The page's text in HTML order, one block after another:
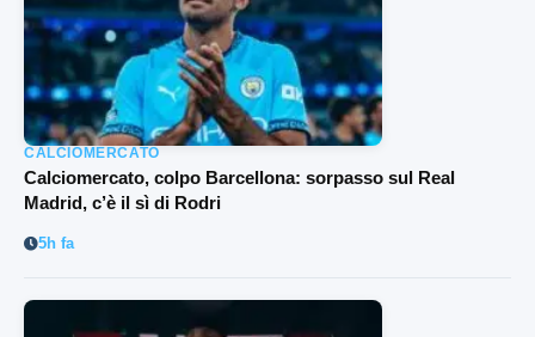
CALCIOMERCATO
Calciomercato, colpo Barcellona: sorpasso sul Real
Madrid, c’è il sì di Rodri
5h fa